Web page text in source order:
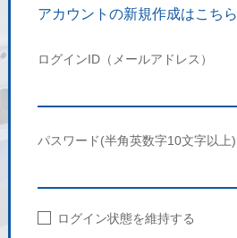
アカウントの新規作成はこちら
ログインID（メールアドレス）
パスワード(半角英数字10文字以上)
ログイン状態を維持する